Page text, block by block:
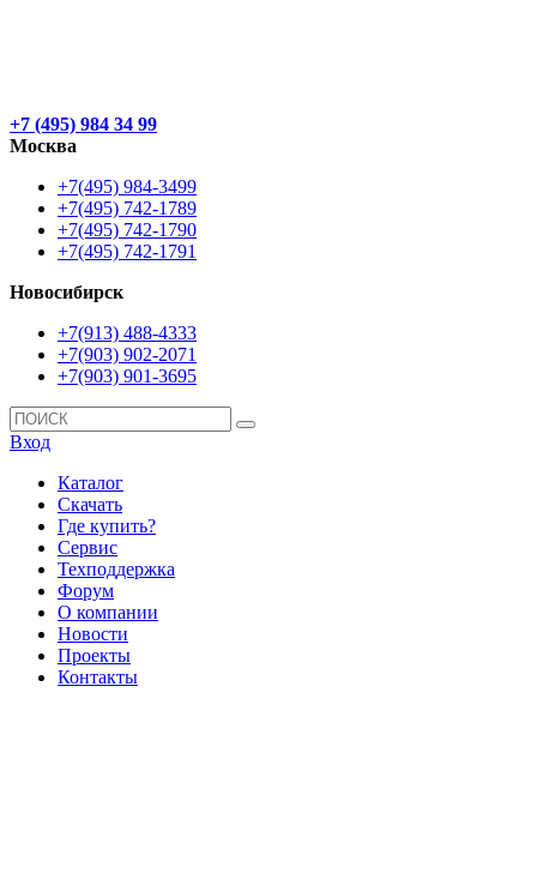
+7 (495) 984 34 99
Москва
+7(495) 984-3499
+7(495) 742-1789
+7(495) 742-1790
+7(495) 742-1791
Новосибирск
+7(913) 488-4333
+7(903) 902-2071
+7(903) 901-3695
Вход
Каталог
Скачать
Где купить?
Сервис
Техподдержка
Форум
О компании
Новости
Проекты
Контакты